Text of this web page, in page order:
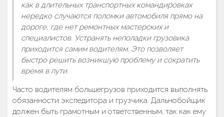
как в длительных транспортных командировках
нередко случаются поломки автомобиля прямо на
дороге, где нет ремонтных мастерских и
специалистов. Устранять неполадки грузовика
приходится самим водителям. Это позволяет
быстро решить возникшую проблему и сократить
время в пути.
Часто водителям большегрузов приходится выполнять
обязанности экспедитора и грузчика. Дальнобойщик
должен быть грамотным и ответственным, так как ему